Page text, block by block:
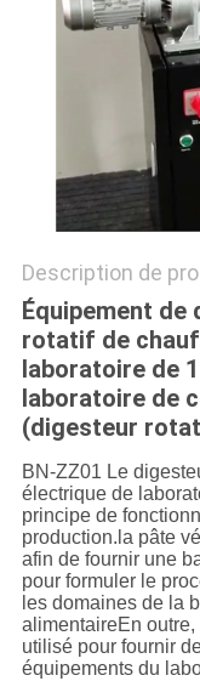
POLICY
Description de
Équipement
rotatif de
laboratoire de
laboratoire de
(digesteur
BN-ZZ01 Le
électrique de
principe de
production.la pâte
afin de fournir une
pour formuler le
les domaines de la
alimentaireEn
utilisé pour fournir
équipements du